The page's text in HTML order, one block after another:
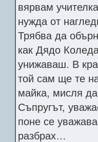
вярвам
нужда от
Трябва да
как Дядо
унижаваш. В
той сам ще те
майка, мисля
Съпругът,
поне се
разбрах…